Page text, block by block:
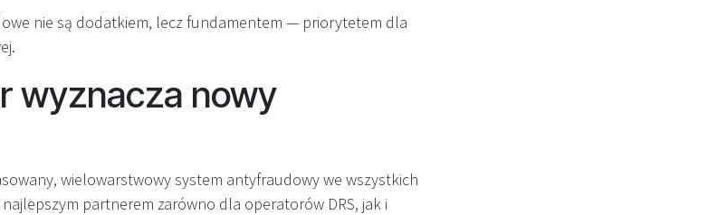
nie są dodatkiem, lecz fundamentem — priorytetem dla
wyznacza nowy
wielowarstwowy system antyfraudowy we wszystkich
partnerem zarówno dla operatorów DRS, jak i